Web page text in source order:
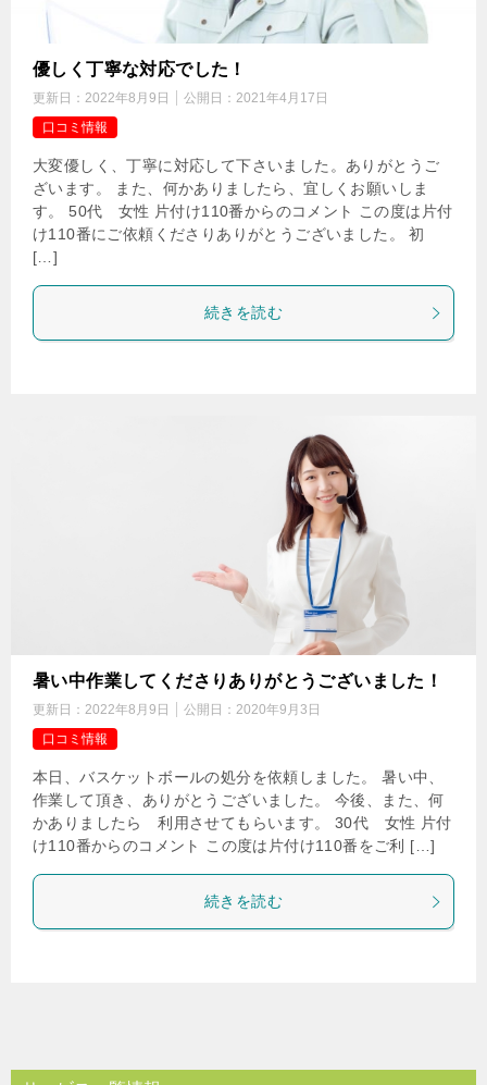
優しく丁寧な対応でした！
更新日： 2022年8月9日 公開日： 2021年4月17日
口コミ情報
大変優しく、丁寧に対応して下さいました。ありがとうご
ざいます。 また、何かありましたら、宜しくお願いしま
す。 50代 女性 片付け110番からのコメント この度は片付
け110番にご依頼くださりありがとうございました。 初
[…]
続きを読む
暑い中作業してくださりありがとうございました！
更新日： 2022年8月9日 公開日： 2020年9月3日
口コミ情報
本日、バスケットボールの処分を依頼しました。 暑い中、
作業して頂き、ありがとうございました。 今後、また、何
かありましたら 利用させてもらいます。 30代 女性 片付
け110番からのコメント この度は片付け110番をご利 […]
続きを読む